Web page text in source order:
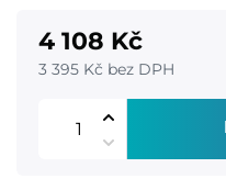
4 108 Kč
3 395 Kč bez DPH